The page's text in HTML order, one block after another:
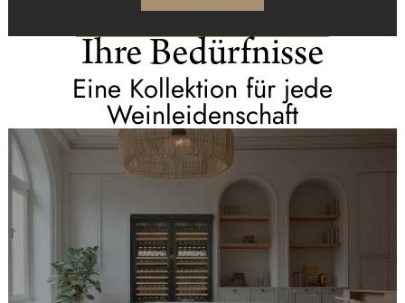
Ihre Bedürfnisse
Eine Kollektion für jede
Weinleidenschaft